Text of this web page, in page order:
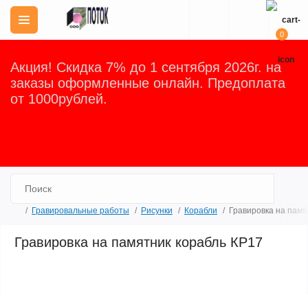
Акция! Скидка 7% до 1 сентября 2026г. на
заказы оформленные онлайн. Предоплата
от 1000рублей.
0
Гравировальные работы Рисунки Корабли Гравировка на
Гравировка на памятник корабль КР17